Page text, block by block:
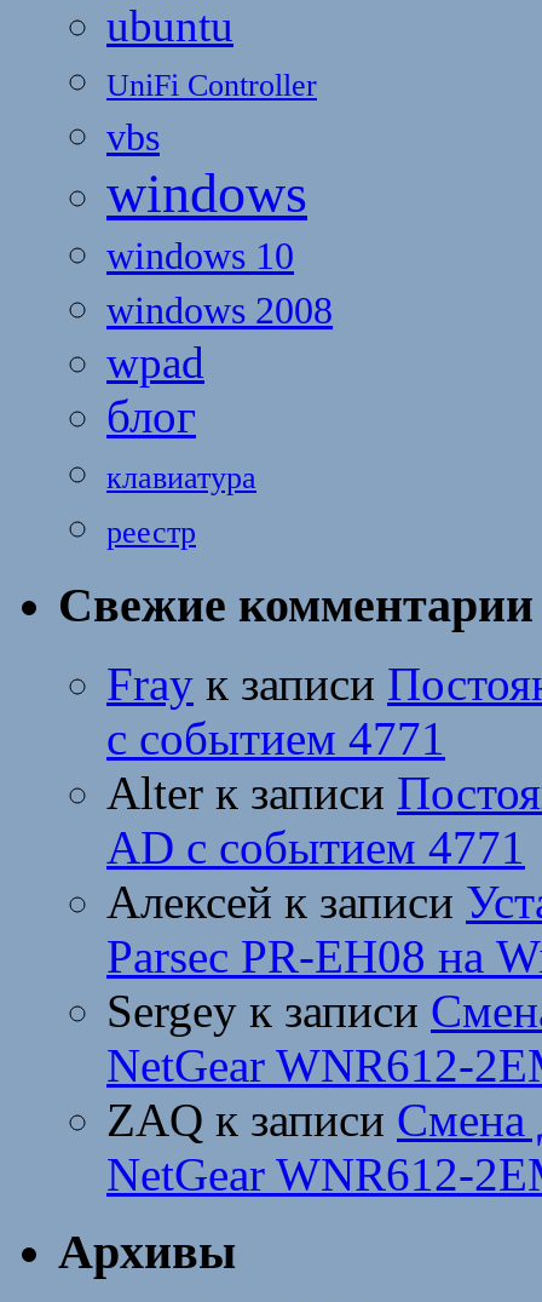
ubuntu
UniFi Controller
vbs
windows
windows 10
windows 2008
wpad
блог
клавиатура
реестр
Свежие комментарии
Fray к записи
с событием 4771
Alter к записи
AD с событием 4771
Алексей к записи
Parsec PR-EH08 на
Sergey к записи
NetGear WNR612-
ZAQ к записи Смена
NetGear WNR612-
Архивы